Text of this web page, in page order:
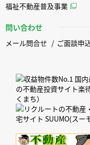
福祉不動産普及事業
問い合わせ
メール問合せ ご面談申